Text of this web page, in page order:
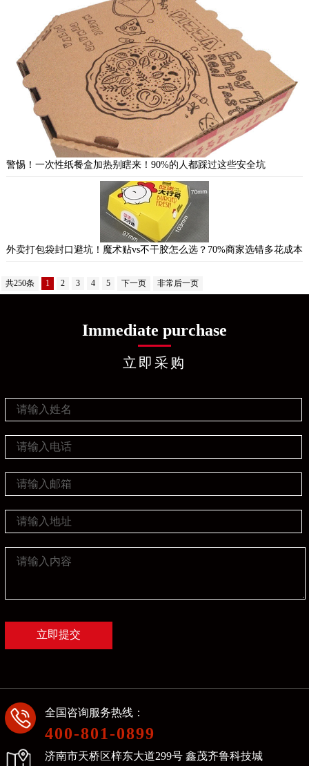
警惕！一次性纸餐盒加热别瞎来！90%的人都踩过这些安全坑
外卖打包袋封口避坑！魔术贴vs不干胶怎么选？70%商家选错多花成本
共250条 1 2 3 4 5 下一页 非常后一页
Immediate purchase
立即采购
全国咨询服务热线：
400-801-0899
济南市天桥区梓东大道299号 鑫茂齐鲁科技城